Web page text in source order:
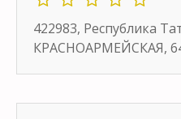
422983, Республика
КРАСНОАРМЕЙСКАЯ,